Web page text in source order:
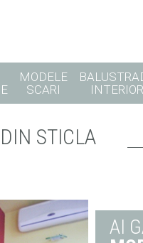
MODELE
SCARI
INTERIOR
STICLA
AI